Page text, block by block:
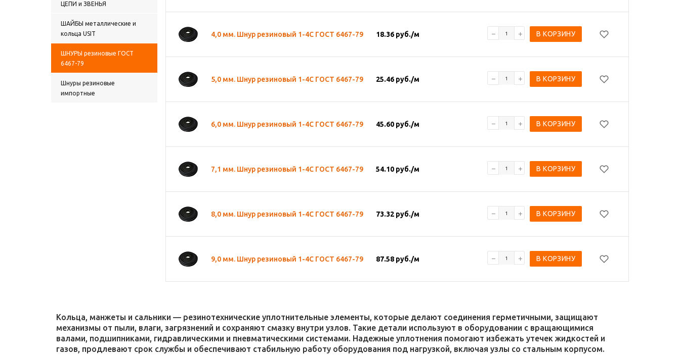
ЦЕПИ и ЗВЕНЬЯ
ШАЙБЫ металлические и
кольца USIT
ШНУРЫ резиновые ГОСТ
6467-79
Шнуры резиновые
импортные
4,0 мм. Шнур резиновый 1-4С ГОСТ 6467-79 18.36 руб./м В КОРЗИНУ
5,0 мм. Шнур резиновый 1-4С ГОСТ 6467-79 25.46 руб./м В КОРЗИНУ
6,0 мм. Шнур резиновый 1-4С ГОСТ 6467-79 45.60 руб./м В КОРЗИНУ
7,1 мм. Шнур резиновый 1-4С ГОСТ 6467-79 54.10 руб./м В КОРЗИНУ
8,0 мм. Шнур резиновый 1-4С ГОСТ 6467-79 73.32 руб./м В КОРЗИНУ
9,0 мм. Шнур резиновый 1-4С ГОСТ 6467-79 87.58 руб./м В КОРЗИНУ
Кольца, манжеты и сальники — резинотехнические уплотнительные элементы, которые делают соединения герметичными, защищают
механизмы от пыли, влаги, загрязнений и сохраняют смазку внутри узлов. Такие детали используют в оборудовании с вращающимися
валами, подшипниками, гидравлическими и пневматическими системами. Надежные уплотнения помогают избежать утечек жидкостей и
газов, продлевают срок службы и обеспечивают стабильную работу оборудования под нагрузкой, включая узлы со стальным корпусом.